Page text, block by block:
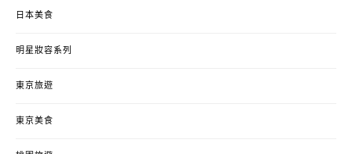
日本美食
明星妝容系列
東京旅遊
東京美食